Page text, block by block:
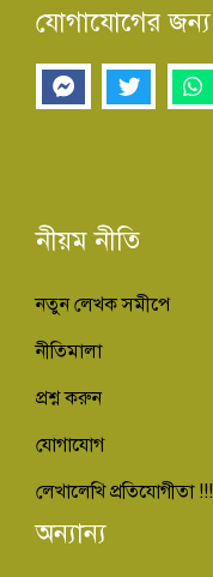
যোগাযোগের জন্য
নীয়ম নীতি
নতুন লেখক সমীপে
নীতিমালা
প্রশ্ন করুন
যোগাযোগ
লেখালেখি প্রতিযোগীতা !!!
অন্যান্য